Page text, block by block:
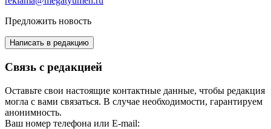
Предложить новость
Написать в редакцию
Связь с редакцией
Оставьте свои настоящие контактные данные, чтобы редакция
могла с вами связаться. В случае необходимости, гарантируем
анонимность.
Ваш номер телефона или E-mail: